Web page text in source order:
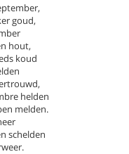
-- Alle thema's --
goud,
hout,
koud
helden
melden.
schelden